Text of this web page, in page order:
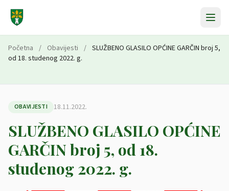
Početna / Obavijesti / SLUŽBENO GLASILO OPĆINE GARČIN broj 5,
od 18. studenog 2022. g.
OBAVIJESTI 18.11.2022.
SLUŽBENO GLASILO OPĆINE
GARČIN broj 5, od 18.
studenog 2022. g.